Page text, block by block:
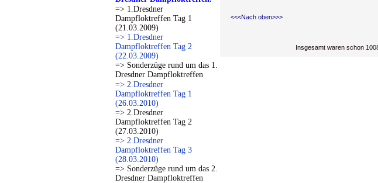
=> 1.Dresdner
Dampfloktreffen Tag 1
(21.03.2009)
=> 1.Dresdner
Dampfloktreffen Tag 2
(22.03.2009)
=> Sonderzüge rund um das 1.
Dresdner Dampfloktreffen
=> 2.Dresdner
Dampfloktreffen Tag 1
(26.03.2010)
=> 2.Dresdner
Dampfloktreffen Tag 2
(27.03.2010)
=> 2.Dresdner
Dampfloktreffen Tag 3
(28.03.2010)
=> Sonderzüge rund um das 2.
Dresdner Dampfloktreffen
<<<Nach oben>>>
Insgesamt waren schon